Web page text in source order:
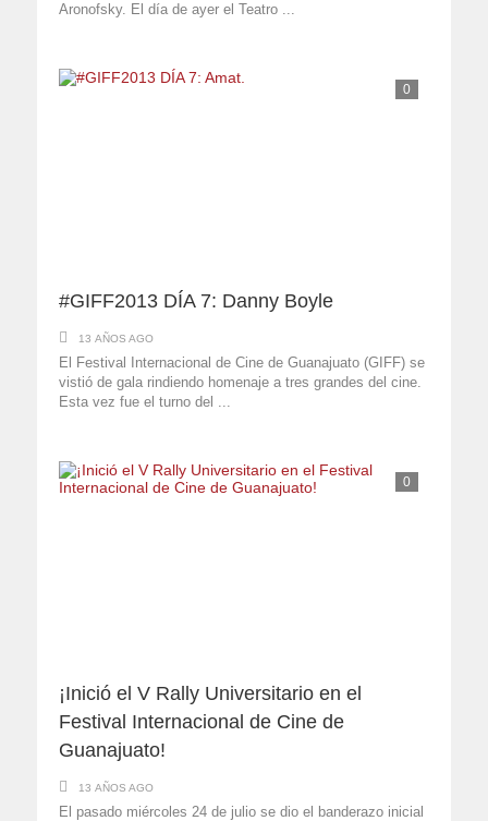
Aronofsky. El día de ayer el Teatro ...
0
#GIFF2013 DÍA 7: Danny Boyle
13 AÑOS AGO
El Festival Internacional de Cine de Guanajuato (GIFF) se
vistió de gala rindiendo homenaje a tres grandes del cine.
Esta vez fue el turno del ...
0
¡Inició el V Rally Universitario en el
Festival Internacional de Cine de
Guanajuato!
13 AÑOS AGO
El pasado miércoles 24 de julio se dio el banderazo inicial